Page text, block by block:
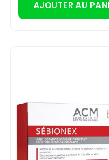
AJOUTER AU